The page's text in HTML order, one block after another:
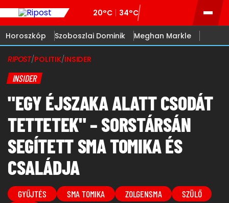
20°C 34°C
Horoszkóp Szoboszlai Dominik Meghan Markle
RIPOST/POLITIK/INSIDER
INSIDER
"EGY ÉJSZAKA ALATT CSODÁT
TETTETEK" – SORSTÁRSÁN
SEGÍTETT SMA TOMIKA ÉS
CSALÁDJA
GYŰJTÉS SMA TOMIKA ZOLGENSMA
SZÜLŐ